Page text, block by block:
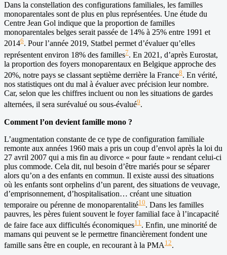
Dans la constellation des configurations familiales, les familles
monoparentales sont de plus en plus représentées. Une étude du
Centre Jean Gol indique que la proportion de familles
monoparentales belges serait passée de 14% à 25% entre 1991 et
20146. Pour l’année 2019, Statbel permet d’évaluer qu’elles
représentent environ 18% des familles7. En 2021, d’après Eurostat,
la proportion des foyers monoparentaux en Belgique approche des
20%, notre pays se classant septième derrière la France8. En vérité,
nos statistiques ont du mal à évaluer avec précision leur nombre.
Car, selon que les chiffres incluent ou non les situations de gardes
alternées, il sera surévalué ou sous-évalué9.
Comment l’on devient famille mono ?
L’augmentation constante de ce type de configuration familiale
remonte aux années 1960 mais a pris un coup d’envol après la loi du
27 avril 2007 qui a mis fin au divorce « pour faute » rendant celui-ci
plus commode. Cela dit, nul besoin d’être mariés pour se séparer
alors qu’on a des enfants en commun. Il existe aussi des situations
où les enfants sont orphelins d’un parent, des situations de veuvage,
d’emprisonnement, d’hospitalisation… créant une situation
temporaire ou pérenne de monoparentalité10. Dans les familles
pauvres, les pères fuient souvent le foyer familial face à l’incapacité
de faire face aux difficultés économiques11. Enfin, une minorité de
mamans qui peuvent se le permettre financièrement fondent une
famille sans être en couple, en recourant à la PMA12.